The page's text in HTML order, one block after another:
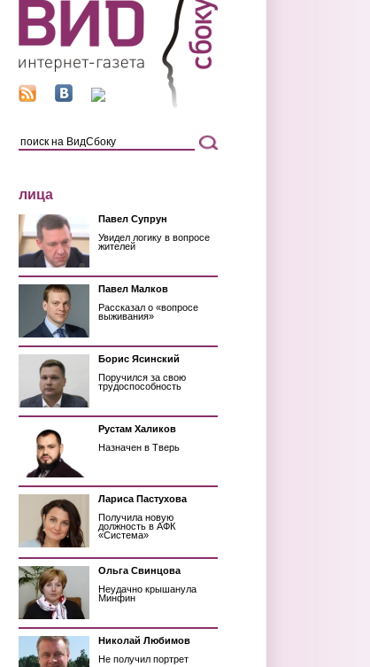
лица
Павел Супрун
Увидел логику в вопросе
жителей
Павел Малков
Рассказал о «вопросе
выживания»
Борис Ясинский
Поручился за свою
трудоспособность
Рустам Халиков
Назначен в Тверь
Лариса Пастухова
Получила новую
должность в АФК
«Система»
Ольга Свинцова
Неудачно крышанула
Минфин
Николай Любимов
Не получил портрет